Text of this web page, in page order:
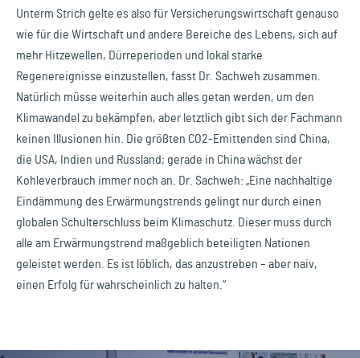
Unterm Strich gelte es also für Versicherungswirtschaft genauso
wie für die Wirtschaft und andere Bereiche des Lebens, sich auf
mehr Hitzewellen, Dürreperioden und lokal starke
Regenereignisse einzustellen, fasst Dr. Sachweh zusammen.
Natürlich müsse weiterhin auch alles getan werden, um den
Klimawandel zu bekämpfen, aber letztlich gibt sich der Fachmann
keinen Illusionen hin. Die größten CO2-Emittenden sind China,
die USA, Indien und Russland; gerade in China wächst der
Kohleverbrauch immer noch an. Dr. Sachweh: „Eine nachhaltige
Eindämmung des Erwärmungstrends gelingt nur durch einen
globalen Schulterschluss beim Klimaschutz. Dieser muss durch
alle am Erwärmungstrend maßgeblich beteiligten Nationen
geleistet werden. Es ist löblich, das anzustreben – aber naiv,
einen Erfolg für wahrscheinlich zu halten.“